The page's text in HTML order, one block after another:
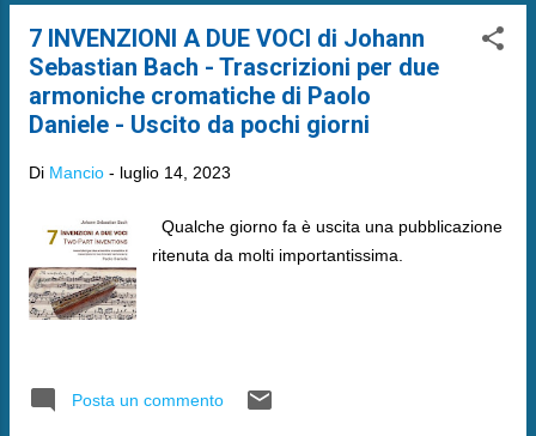
7 INVENZIONI A DUE VOCI di Johann
Sebastian Bach - Trascrizioni per due
armoniche cromatiche di Paolo
Daniele - Uscito da pochi giorni
Di Mancio - luglio 14, 2023
Qualche giorno fa è uscita una pubblicazione
ritenuta da molti importantissima.
Posta un commento